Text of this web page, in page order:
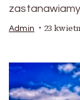
Admin 23